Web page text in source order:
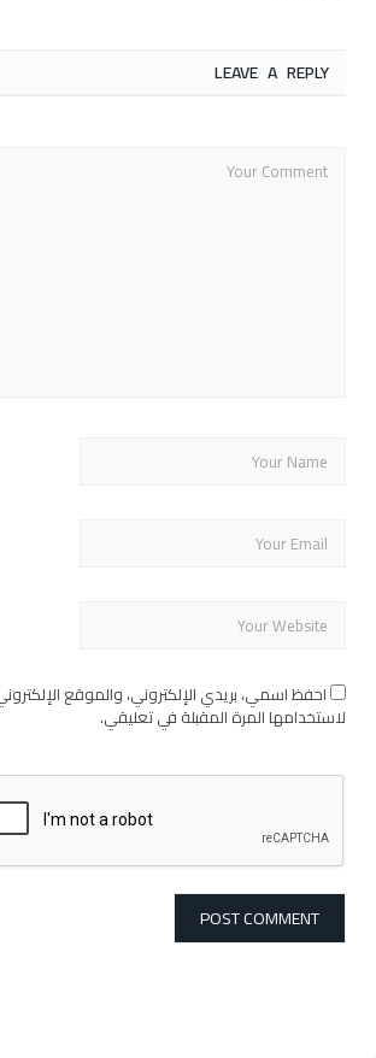
LEAVE A REPLY
احفظ اسمي، بريدي الإلكتروني، والموقع
لاستخدامها المرة المقبلة في تعليقي.